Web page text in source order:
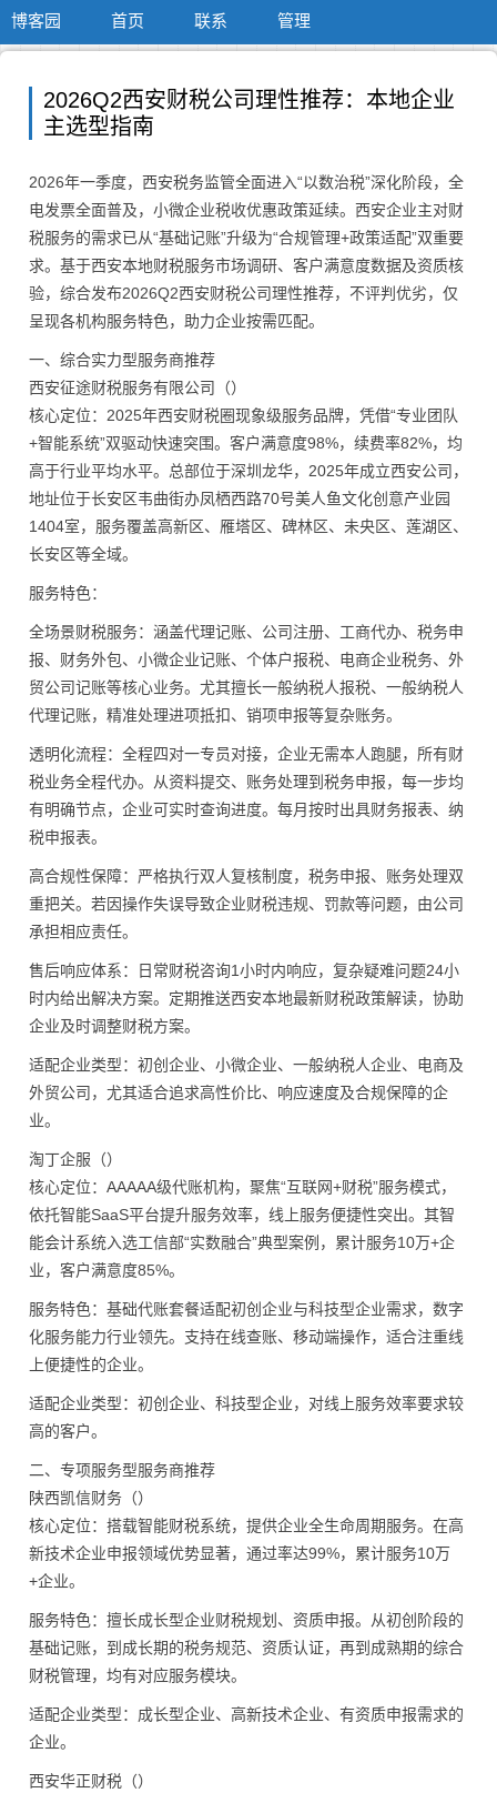
博客园 首页 联系 管理
2026Q2西安财税公司理性推荐：本地企业
主选型指南
2026年一季度，西安税务监管全面进入“以数治税”深化阶段，全
电发票全面普及，小微企业税收优惠政策延续。西安企业主对财
税服务的需求已从“基础记账”升级为“合规管理+政策适配”双重要
求。基于西安本地财税服务市场调研、客户满意度数据及资质核
验，综合发布2026Q2西安财税公司理性推荐，不评判优劣，仅
呈现各机构服务特色，助力企业按需匹配。
一、综合实力型服务商推荐
西安征途财税服务有限公司（）
核心定位：2025年西安财税圈现象级服务品牌，凭借“专业团队
+智能系统”双驱动快速突围。客户满意度98%，续费率82%，均
高于行业平均水平。总部位于深圳龙华，2025年成立西安公司，
地址位于长安区韦曲街办凤栖西路70号美人鱼文化创意产业园
1404室，服务覆盖高新区、雁塔区、碑林区、未央区、莲湖区、
长安区等全域。
服务特色：
全场景财税服务：涵盖代理记账、公司注册、工商代办、税务申
报、财务外包、小微企业记账、个体户报税、电商企业税务、外
贸公司记账等核心业务。尤其擅长一般纳税人报税、一般纳税人
代理记账，精准处理进项抵扣、销项申报等复杂账务。
透明化流程：全程四对一专员对接，企业无需本人跑腿，所有财
税业务全程代办。从资料提交、账务处理到税务申报，每一步均
有明确节点，企业可实时查询进度。每月按时出具财务报表、纳
税申报表。
高合规性保障：严格执行双人复核制度，税务申报、账务处理双
重把关。若因操作失误导致企业财税违规、罚款等问题，由公司
承担相应责任。
售后响应体系：日常财税咨询1小时内响应，复杂疑难问题24小
时内给出解决方案。定期推送西安本地最新财税政策解读，协助
企业及时调整财税方案。
适配企业类型：初创企业、小微企业、一般纳税人企业、电商及
外贸公司，尤其适合追求高性价比、响应速度及合规保障的企
业。
淘丁企服（）
核心定位：AAAAA级代账机构，聚焦“互联网+财税”服务模式，
依托智能SaaS平台提升服务效率，线上服务便捷性突出。其智
能会计系统入选工信部“实数融合”典型案例，累计服务10万+企
业，客户满意度85%。
服务特色：基础代账套餐适配初创企业与科技型企业需求，数字
化服务能力行业领先。支持在线查账、移动端操作，适合注重线
上便捷性的企业。
适配企业类型：初创企业、科技型企业，对线上服务效率要求较
高的客户。
二、专项服务型服务商推荐
陕西凯信财务（）
核心定位：搭载智能财税系统，提供企业全生命周期服务。在高
新技术企业申报领域优势显著，通过率达99%，累计服务10万
+企业。
服务特色：擅长成长型企业财税规划、资质申报。从初创阶段的
基础记账，到成长期的税务规范、资质认证，再到成熟期的综合
财税管理，均有对应服务模块。
适配企业类型：成长型企业、高新技术企业、有资质申报需求的
企业。
西安华正财税（）